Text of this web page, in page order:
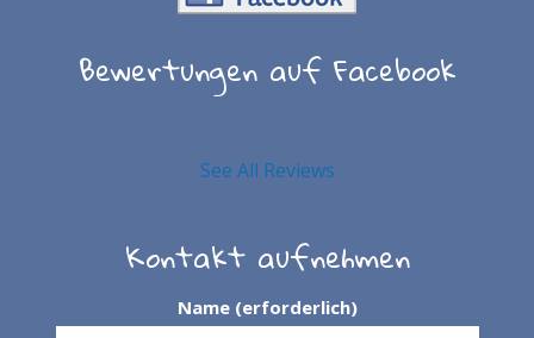
Bewertungen auf Facebook
See All Reviews
Kontakt aufnehmen
Name (erforderlich)